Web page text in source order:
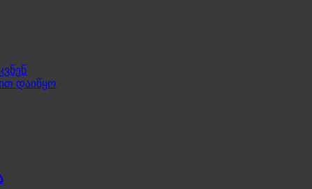
დაიწყო